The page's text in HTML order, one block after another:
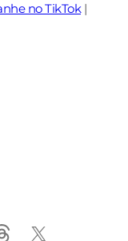
no TikTok|